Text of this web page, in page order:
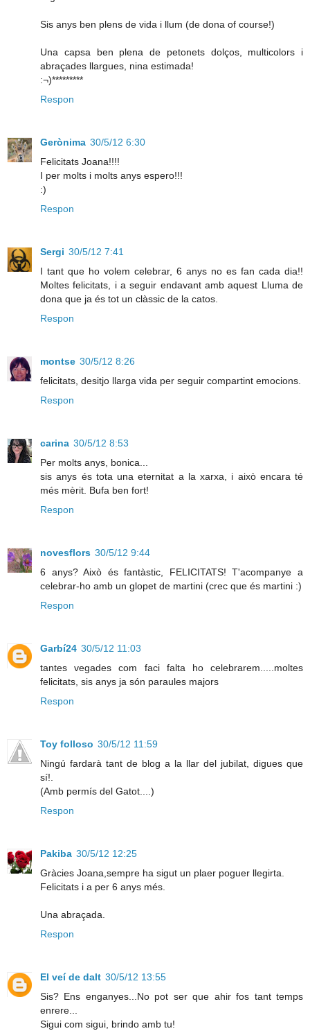
Sis anys ben plens de vida i llum (de dona of course!)
Una capsa ben plena de petonets dolços, multicolors i
abraçades llargues, nina estimada!
:¬)*********
Respon
Gerònima 30/5/12 6:30
Felicitats Joana!!!!
I per molts i molts anys espero!!!
:)
Respon
Sergi 30/5/12 7:41
I tant que ho volem celebrar, 6 anys no es fan cada dia!!
Moltes felicitats, i a seguir endavant amb aquest Lluma de
dona que ja és tot un clàssic de la catos.
Respon
montse 30/5/12 8:26
felicitats, desitjo llarga vida per seguir compartint emocions.
Respon
carina 30/5/12 8:53
Per molts anys, bonica...
sis anys és tota una eternitat a la xarxa, i això encara té
més mèrit. Bufa ben fort!
Respon
novesflors 30/5/12 9:44
6 anys? Això és fantàstic, FELICITATS! T'acompanye a
celebrar-ho amb un glopet de martini (crec que és martini :)
Respon
Garbí24 30/5/12 11:03
tantes vegades com faci falta ho celebrarem.....moltes
felicitats, sis anys ja són paraules majors
Respon
Toy folloso 30/5/12 11:59
Ningú fardarà tant de blog a la llar del jubilat, digues que
sí!.
(Amb permís del Gatot....)
Respon
Pakiba 30/5/12 12:25
Gràcies Joana,sempre ha sigut un plaer poguer llegirta.
Felicitats i a per 6 anys més.
Una abraçada.
Respon
El veí de dalt 30/5/12 13:55
Sis? Ens enganyes...No pot ser que ahir fos tant temps
enrere...
Sigui com sigui, brindo amb tu!